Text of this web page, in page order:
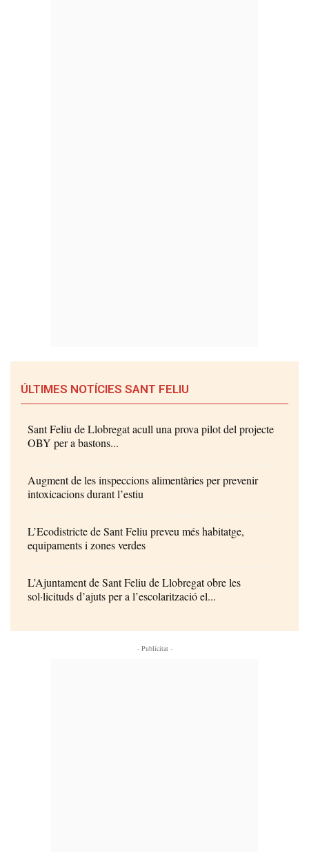
ÚLTIMES NOTÍCIES SANT FELIU
Sant Feliu de Llobregat acull una prova pilot del projecte
OBY per a bastons...
Augment de les inspeccions alimentàries per prevenir
intoxicacions durant l’estiu
L’Ecodistricte de Sant Feliu preveu més habitatge,
equipaments i zones verdes
L’Ajuntament de Sant Feliu de Llobregat obre les
sol·licituds d’ajuts per a l’escolarització el...
- Publicitat -